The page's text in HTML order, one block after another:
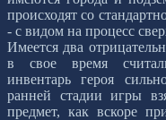
происходят со
- с видом на процесс
Имеется два
в свое время
инвентарь героя
ранней стадии игры
предмет, как вскоре